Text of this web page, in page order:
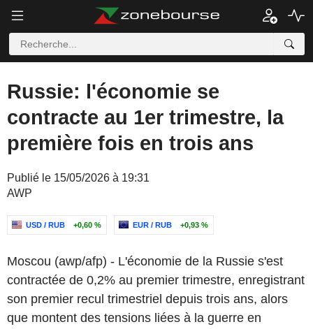
Russie: l'économie se
contracte au 1er trimestre, la
première fois en trois ans
Publié le 15/05/2026 à 19:31
AWP
USD / RUB +0,60 % EUR / RUB +0,93 %
Moscou (awp/afp) - L'économie de la Russie s'est
contractée de 0,2% au premier trimestre, enregistrant
son premier recul trimestriel depuis trois ans, alors
que montent des tensions liées à la guerre en